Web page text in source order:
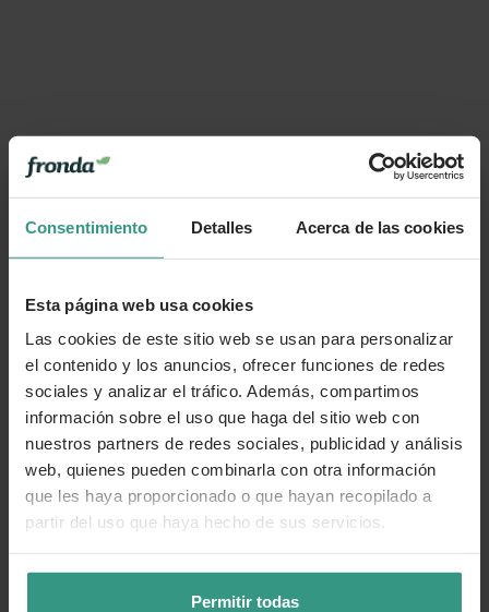
Consentimiento Detalles Acerca de las cookies
Esta página web usa cookies
Las cookies de este sitio web se usan para personalizar
el contenido y los anuncios, ofrecer funciones de redes
sociales y analizar el tráfico. Además, compartimos
información sobre el uso que haga del sitio web con
nuestros partners de redes sociales, publicidad y análisis
web, quienes pueden combinarla con otra información
que les haya proporcionado o que hayan recopilado a
partir del uso que haya hecho de sus servicios.
Permitir todas